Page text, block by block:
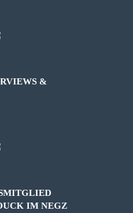
&
IM NEGZ